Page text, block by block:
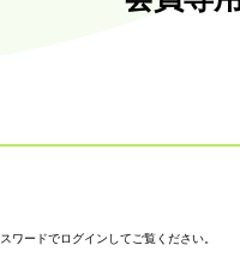
ワードでログインしてご覧ください。